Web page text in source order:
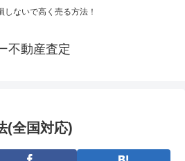
しないで高く売る方法！
不動産査定
(全国対応)